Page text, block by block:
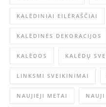
KALĖDINIAI EILĖRAŠČIAI
KALĖDINĖS DEKORACIJOS
KALĖDOS KALĖDŲ
LINKSMI SVEIKINIMAI
NAUJIEJI METAI